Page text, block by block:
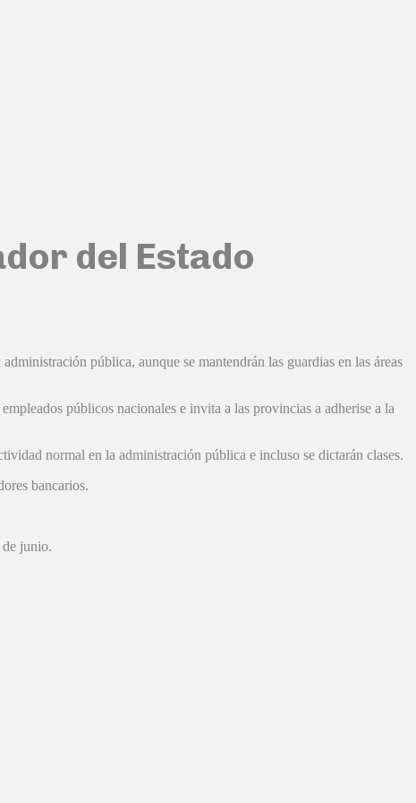
del Estado
pública, aunque se mantendrán las guardias en las áreas
públicos nacionales e invita a las provincias a adherise a la
normal en la administración pública e incluso se dictarán clases.
bancarios.
junio.